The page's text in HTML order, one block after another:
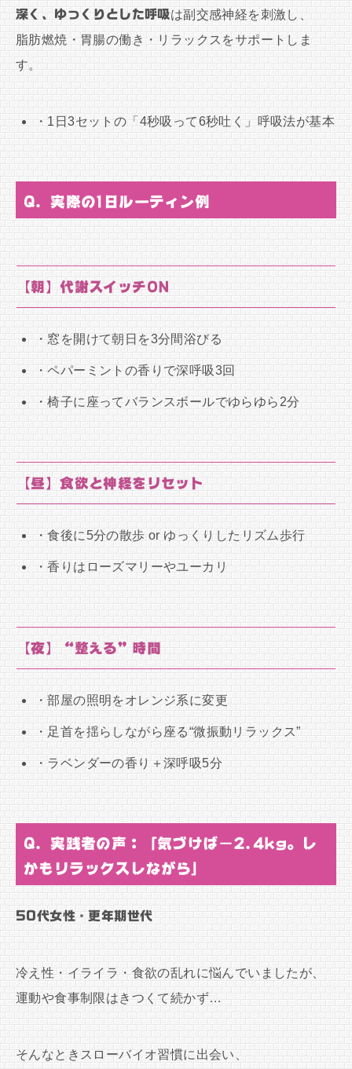
深く、ゆっくりとした呼吸は副交感神経を刺激し、
脂肪燃焼・胃腸の働き・リラックスをサポートしま
す。
・1日3セットの「4秒吸って6秒吐く」呼吸法が基本
Q. 実際の1日ルーティン例
【朝】代謝スイッチON
・窓を開けて朝日を3分間浴びる
・ペパーミントの香りで深呼吸3回
・椅子に座ってバランスボールでゆらゆら2分
【昼】食欲と神経をリセット
・食後に5分の散歩 or ゆっくりしたリズム歩行
・香りはローズマリーやユーカリ
【夜】“整える”時間
・部屋の照明をオレンジ系に変更
・足首を揺らしながら座る“微振動リラックス”
・ラベンダーの香り＋深呼吸5分
Q. 実践者の声：「気づけば−2.4kg。し
かもリラックスしながら」
50代女性・更年期世代
冷え性・イライラ・食欲の乱れに悩んでいましたが、
運動や食事制限はきつくて続かず…
そんなときスローバイオ習慣に出会い、